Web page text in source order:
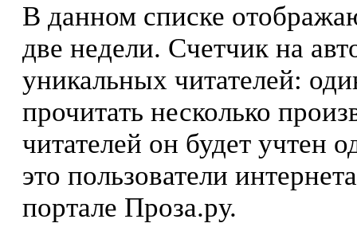
В данном списке
две недели. Счетчик на
уникальных читателей:
прочитать несколько
читателей он будет учтен
это пользователи
портале Проза.ру.